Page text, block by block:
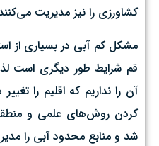
کشاورزی را نیز مدیریت
مشکل کم آبی در بسیاری از
قم شرایط طور دیگری است لذا
آن را نداریم که اقلیم را
کردن روش‌های علمی و
شد و منابع محدود آبی را